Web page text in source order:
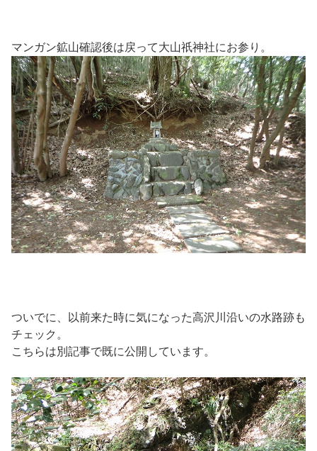
マンガン鉱山確認後は戻って大山祇神社にお参り。
ついでに、以前来た時に気になった高沢川沿いの水路跡も
チェック。
こちらは別記事で既に公開しています。